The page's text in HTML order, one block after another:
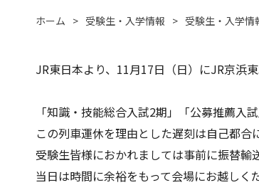
ホーム 受験生・入学情報 受験生・入学情
JR東日本より、11月17日（日）にJR京浜
「知識・技能総合入試2期」「公募推薦入
この列車運休を理由とした遅刻は自己都合
受験生皆様におかれましては事前に振替輸
当日は時間に余裕をもって会場にお越しく